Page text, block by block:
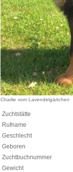
Charlie vom Lavendelgärtchen
Zuchtstätte
Rufname
Geschlecht
Geboren
Zuchtbuchnummer
Gewicht